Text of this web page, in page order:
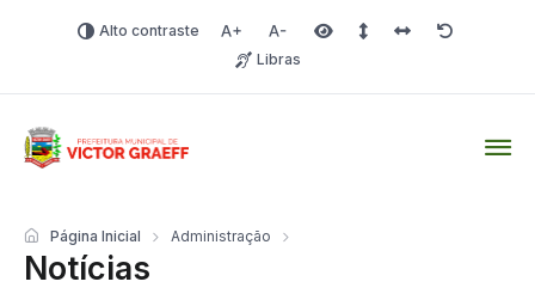
Alto contraste Aumentar fonte
Diminuir fonteÁrea selecionada
Espaçamento de linha
Espaço dos
Redefinir
Libras
Notícias
Página Inicial Administração